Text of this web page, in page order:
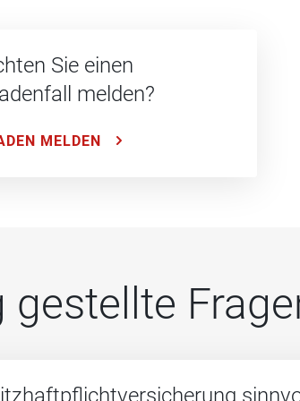
Sie einen
melden?
MELDEN
gestellte